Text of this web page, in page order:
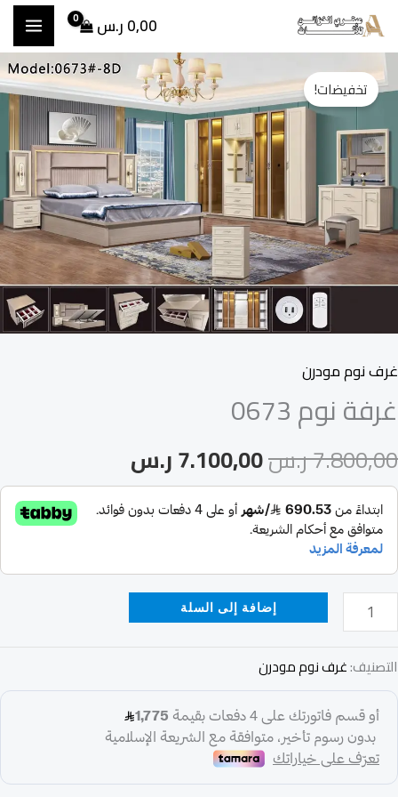
تخطي
إلى
المحتوى
0,00ر.س
تخفيضات!
غرف نوم مودرن
غرفة نوم 0673
7.800,00ر.س
السعر
الأصلي
هو:
7.800,00 ر.س.
7.100,00ر.س
السعر
الحالي
هو:
7.100,00 ر.س.
كمية
غرفة
0673
إضافة إلى السلة
التصنيف:غرف نوم مودرن